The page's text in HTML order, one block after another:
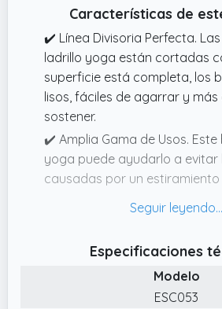
Características de
✔️ Línea Divisoria Perfecta.
ladrillo yoga están cortadas
superficie está completa, los
lisos, fáciles de agarrar y
sostener.
✔️ Amplia Gama de Usos.
yoga puede ayudarlo a evitar
causadas por un estiramiento
mejora la flexibilidad y la
✔️ Materiales de Alta Calidad.
está hecho de material EVA
que es ecológico, impermeable,
Especificaciones
Modelo
ESC053